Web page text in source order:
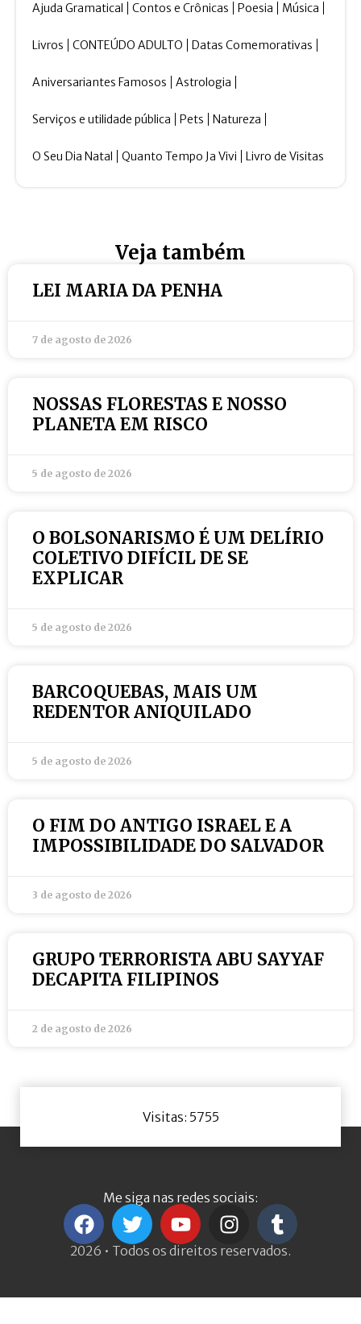
Ajuda Gramatical Contos e Crônicas Poesia Música
Livros CONTEÚDO ADULTO Datas Comemorativas
Aniversariantes Famosos Astrologia
Serviços e utilidade pública Pets Natureza
O Seu Dia Natal Quanto Tempo Ja Vivi Livro de Visitas
Veja também
LEI MARIA DA PENHA
7 de agosto de 2026
NOSSAS FLORESTAS E NOSSO
PLANETA EM RISCO
5 de agosto de 2026
O BOLSONARISMO É UM DELÍRIO
COLETIVO DIFÍCIL DE SE
EXPLICAR
5 de agosto de 2026
BARCOQUEBAS, MAIS UM
REDENTOR ANIQUILADO
5 de agosto de 2026
O FIM DO ANTIGO ISRAEL E A
IMPOSSIBILIDADE DO SALVADOR
3 de agosto de 2026
GRUPO TERRORISTA ABU SAYYAF
DECAPITA FILIPINOS
2 de agosto de 2026
Visitas: 5755
Me siga nas redes sociais:
2026 • Todos os direitos reservados.